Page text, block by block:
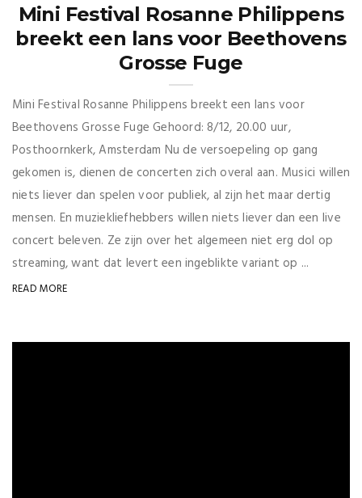
Mini Festival Rosanne Philippens
breekt een lans voor Beethovens
Grosse Fuge
Mini Festival Rosanne Philippens breekt een lans voor
Beethovens Grosse Fuge Gehoord: 8/12, 20.00 uur,
Posthoornkerk, Amsterdam Nu de versoepeling op gang
gekomen is, dienen de concerten zich overal aan. Musici willen
niets liever dan spelen voor publiek, al zijn het maar dertig
mensen. En muziekliefhebbers willen niets liever dan een live
concert beleven. Ze zijn over het algemeen niet erg dol op
streaming, want dat levert een ingeblikte variant op ...
READ MORE